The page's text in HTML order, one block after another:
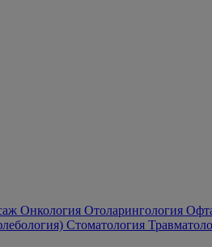
Онкология Отоларингология
Стоматология